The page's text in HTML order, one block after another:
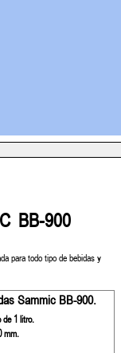
BB-900
para todo tipo de bebidas y
Sammic BB-900.
de 1 litro.
mm.